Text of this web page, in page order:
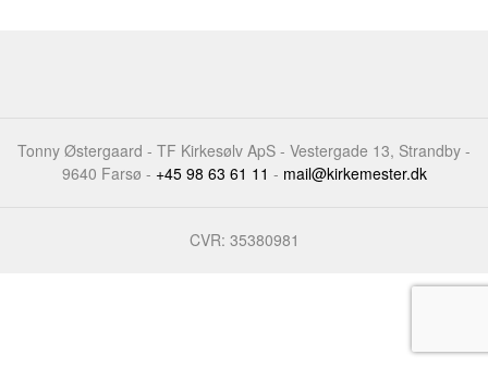
Tonny Østergaard - TF Kirkesølv ApS - Vestergade 13, Strandby -
9640 Farsø - +45 98 63 61 11 - mail@kirkemester.dk
CVR: 35380981